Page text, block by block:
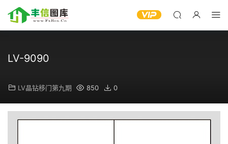
LV-9090
LV晶钻移门第九期 850 0